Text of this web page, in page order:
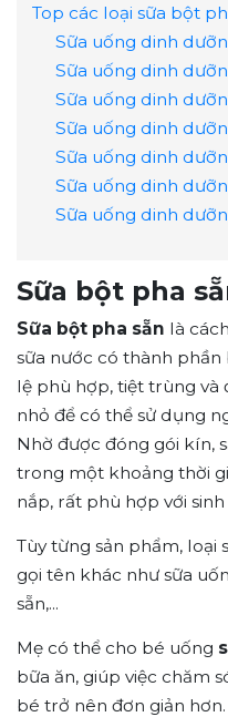
Top các loại sữa bột
Sữa uống dinh
Sữa uống dinh
Sữa uống dinh
Sữa uống dinh
Sữa uống dinh
Sữa uống dinh
Sữa uống dinh
Sữa bột pha
Sữa bột pha sẵn là
sữa nước có thành
lệ phù hợp, tiệt trùng và
nhỏ để có thể sử dụng
Nhờ được đóng gói kín,
trong một khoảng thời
nắp, rất phù hợp với
Tùy từng sản phẩm, loại
gọi tên khác như sữa
sẵn,...
Mẹ có thể cho bé uống
bữa ăn, giúp việc chăm
bé trở nên đơn giản hơn.